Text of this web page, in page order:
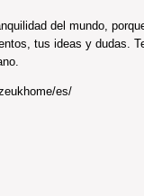
del mundo,
tus ideas y dudas.
es/